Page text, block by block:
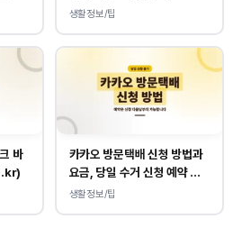
생활정보/팁
바
카카오 방문택배 신청 방법과
요금, 당일 수거 신청 예약 안
내
생활정보/팁